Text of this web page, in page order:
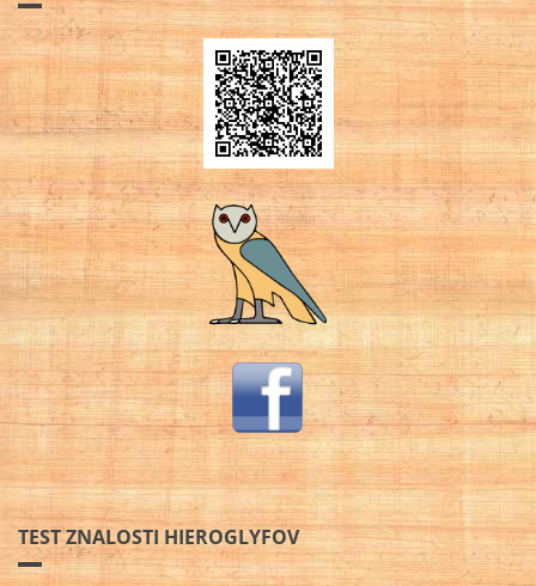
TEST ZNALOSTI HIEROGLYFOV